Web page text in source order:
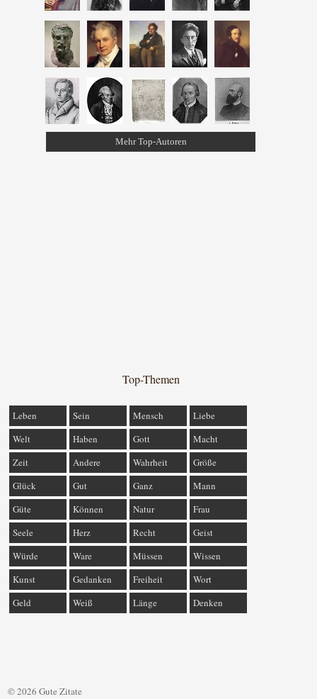
Mehr Top-Autoren
Top-Themen
Leben Sein Mensch
Liebe
Welt
Haben Gott
Macht
Zeit
Andere Wahrheit
Größe
Glück
Gut Ganz
Mann
Güte
Können Natur
Frau
Seele
Herz Recht
Geist
Würde
Ware Müssen
Wissen
Kunst
Gedanken Freiheit
Wort
Geld
Weiß Länge Denken
© 2026 Gute Zitate